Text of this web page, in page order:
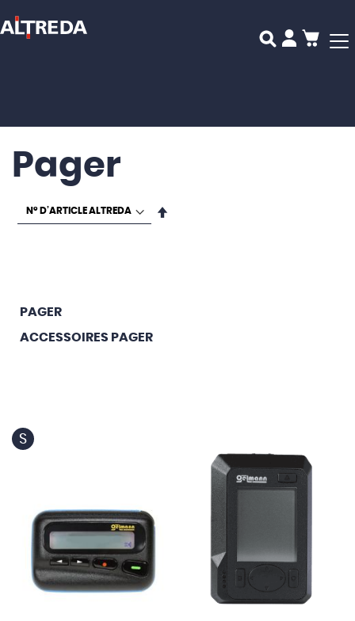
Mon
Pager
S
PAGER
ACCESSOIRES PAGER